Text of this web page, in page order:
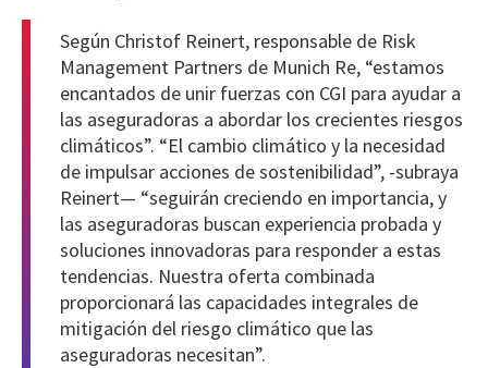
Según Christof Reinert, responsable de Risk
Management Partners de Munich Re, “estamos
encantados de unir fuerzas con CGI para ayudar a
las aseguradoras a abordar los crecientes riesgos
climáticos”. “El cambio climático y la necesidad
de impulsar acciones de sostenibilidad”, -subraya
Reinert— “seguirán creciendo en importancia, y
las aseguradoras buscan experiencia probada y
soluciones innovadoras para responder a estas
tendencias. Nuestra oferta combinada
proporcionará las capacidades integrales de
mitigación del riesgo climático que las
aseguradoras necesitan”.